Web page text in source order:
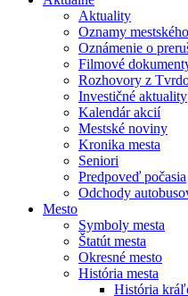
Aktuality
Oznamy
Oznámenie o
Filmové
Rozhovory z
Investičné aktuality
Kalendár akcií
Mestské noviny
Kronika mesta
Seniori
Predpoveď počasia
Odchody
Mesto
Symboly mesta
Štatút mesta
Okresné mesto
História mesta
História